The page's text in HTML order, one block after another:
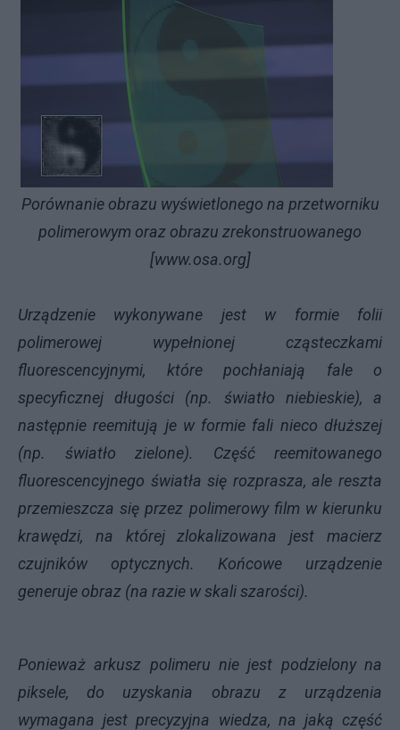
Porównanie obrazu wyświetlonego na przetworniku
polimerowym oraz obrazu zrekonstruowanego
[www.osa.org]
Urządzenie wykonywane jest w formie folii
polimerowej wypełnionej cząsteczkami
fluorescencyjnymi, które pochłaniają fale o
specyficznej długości (np. światło niebieskie), a
następnie reemitują je w formie fali nieco dłuższej
(np. światło zielone). Część reemitowanego
fluorescencyjnego światła się rozprasza, ale reszta
przemieszcza się przez polimerowy film w kierunku
krawędzi, na której zlokalizowana jest macierz
czujników optycznych. Końcowe urządzenie
generuje obraz (na razie w skali szarości).
Ponieważ arkusz polimeru nie jest podzielony na
piksele, do uzyskania obrazu z urządzenia
wymagana jest precyzyjna wiedza, na jaką część